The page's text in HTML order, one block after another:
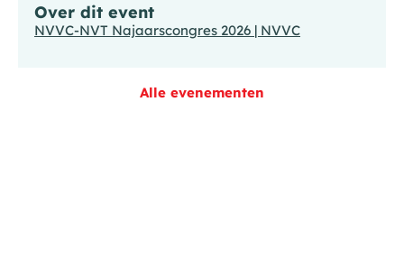
Over dit event
NVVC-NVT Najaarscongres 2026 | NVVC
Alle evenementen